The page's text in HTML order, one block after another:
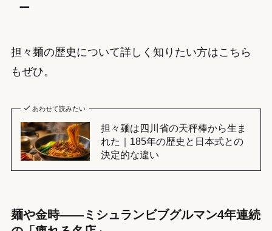
ー
担々麺の歴史について詳しく知りたい方はこちら
もぜひ。
あわせて読みたい
担々麺は四川省の天秤棒から生ま
れた｜185年の歴史と日本式との
決定的な違い
麺や金時——ミシュランビブグルマン4年連続